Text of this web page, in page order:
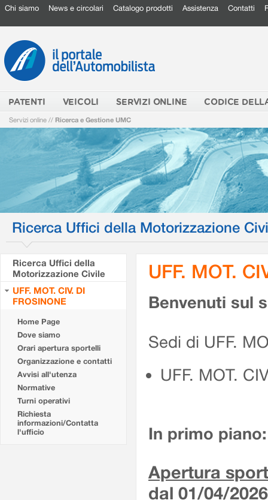
Chi siamo News e circolari Catalogo prodotti Assistenza Contatti
PATENTI VEICOLI SERVIZI ONLINE CODICE
Servizi online // Ricerca e Gestione UMC
Ricerca Uffici della Motorizzazione
Ricerca Uffici della
Motorizzazione Civile
UFF. MOT. CIV. DI
FROSINONE
Home Page
Dove siamo
Orari apertura sportelli
Organizzazione e contatti
Avvisi all'utenza
Normative
Turni operativi
Richiesta
informazioni/Contatta
l'ufficio
UFF. MOT.
Benvenuti sul
Sedi di UFF.
UFF. MOT.
In primo piano:
Apertura
dal 01/04/2026